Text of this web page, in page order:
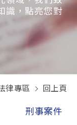
識，點亮您對
律專區 回上頁
刑事案件